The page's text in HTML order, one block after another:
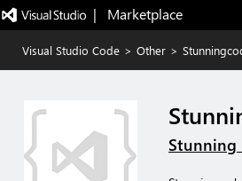
|   Marketplace
Visual Studio Code > Other >
Stunning